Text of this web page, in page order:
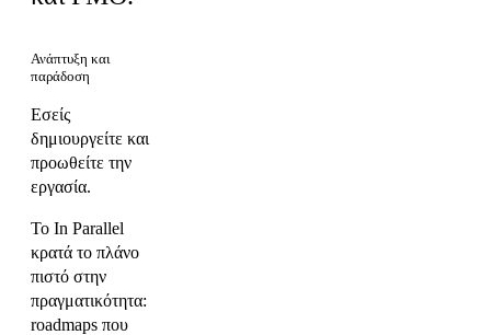
Ανάπτυξη και
παράδοση
Εσείς
δημιουργείτε και
προωθείτε την
εργασία.
Το In Parallel
κρατά το πλάνο
πιστό στην
πραγματικότητα:
roadmaps που